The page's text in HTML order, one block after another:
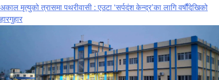
अकाल मृत्युको त्रासमा पथरीवासी : एउटा ‘सर्पदंश केन्द्र’का लागि वर्षौंदेखिको
हारगुहार